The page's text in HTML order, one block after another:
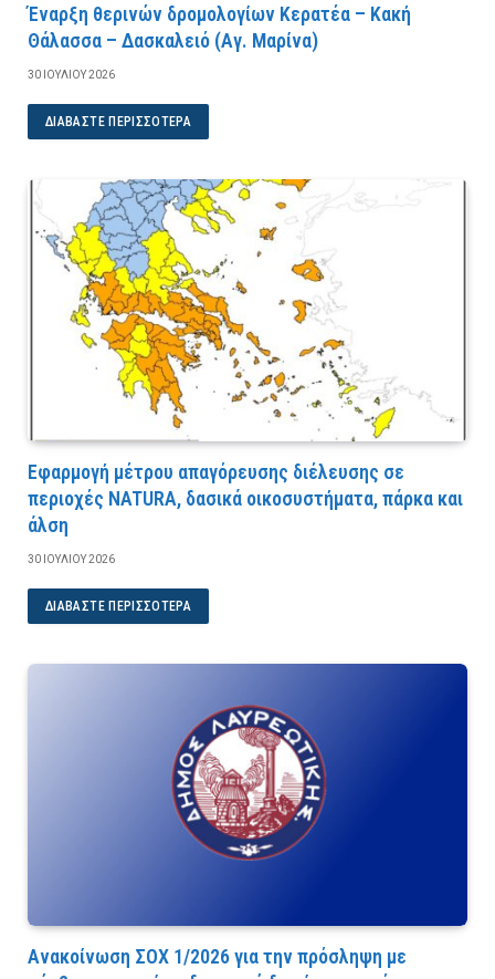
Έναρξη θερινών δρομολογίων Κερατέα – Κακή
Θάλασσα – Δασκαλειό (Αγ. Μαρίνα)
30 ΙΟΥΛΊΟΥ 2026
ΔΙΑΒΆΣΤΕ ΠΕΡΙΣΣΌΤΕΡΑ
Εφαρμογή μέτρου απαγόρευσης διέλευσης σε
περιοχές NATURA, δασικά οικοσυστήματα, πάρκα και
άλση
30 ΙΟΥΛΊΟΥ 2026
ΔΙΑΒΆΣΤΕ ΠΕΡΙΣΣΌΤΕΡΑ
Ανακοίνωση ΣΟΧ 1/2026 για την πρόσληψη με